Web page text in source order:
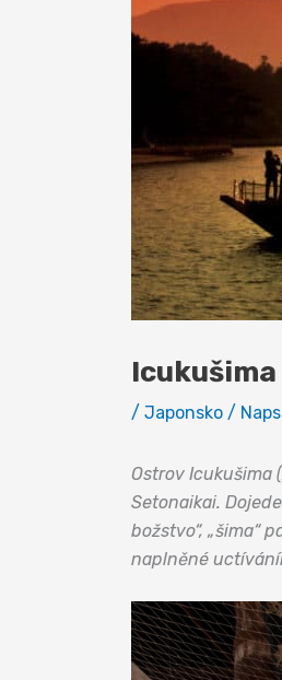
/ Japonsko /
Ostrov Icukušima
Setonaikai.
božstvo“, „šima“
naplněné